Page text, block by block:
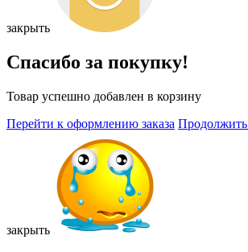
закрыть
Спасибо за покупку!
Товар успешно добавлен в корзину
Перейти к оформлению заказа
закрыть